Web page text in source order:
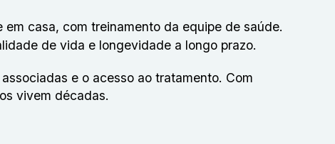
casa, com treinamento da equipe de saúde.
de vida e longevidade a longo prazo.
e o acesso ao tratamento. Com
vivem décadas.